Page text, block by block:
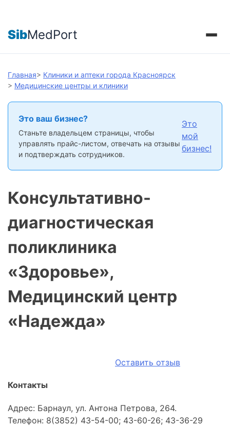
SibMedPort
Главная> Клиники и аптеки города Красноярск
> Медицинские центры и клиники
Это ваш бизнес?
Станьте владельцем страницы, чтобы
управлять прайс-листом, отвечать на отзывы
и подтверждать сотрудников.
Это
мой
бизнес!
Консультативно-
диагностическая
поликлиника
«Здоровье»,
Медицинский центр
«Надежда»
Оставить отзыв
Контакты
Адрес: Барнаул, ул. Антона Петрова, 264.
Телефон: 8(3852) 43-54-00; 43-60-26; 43-36-29